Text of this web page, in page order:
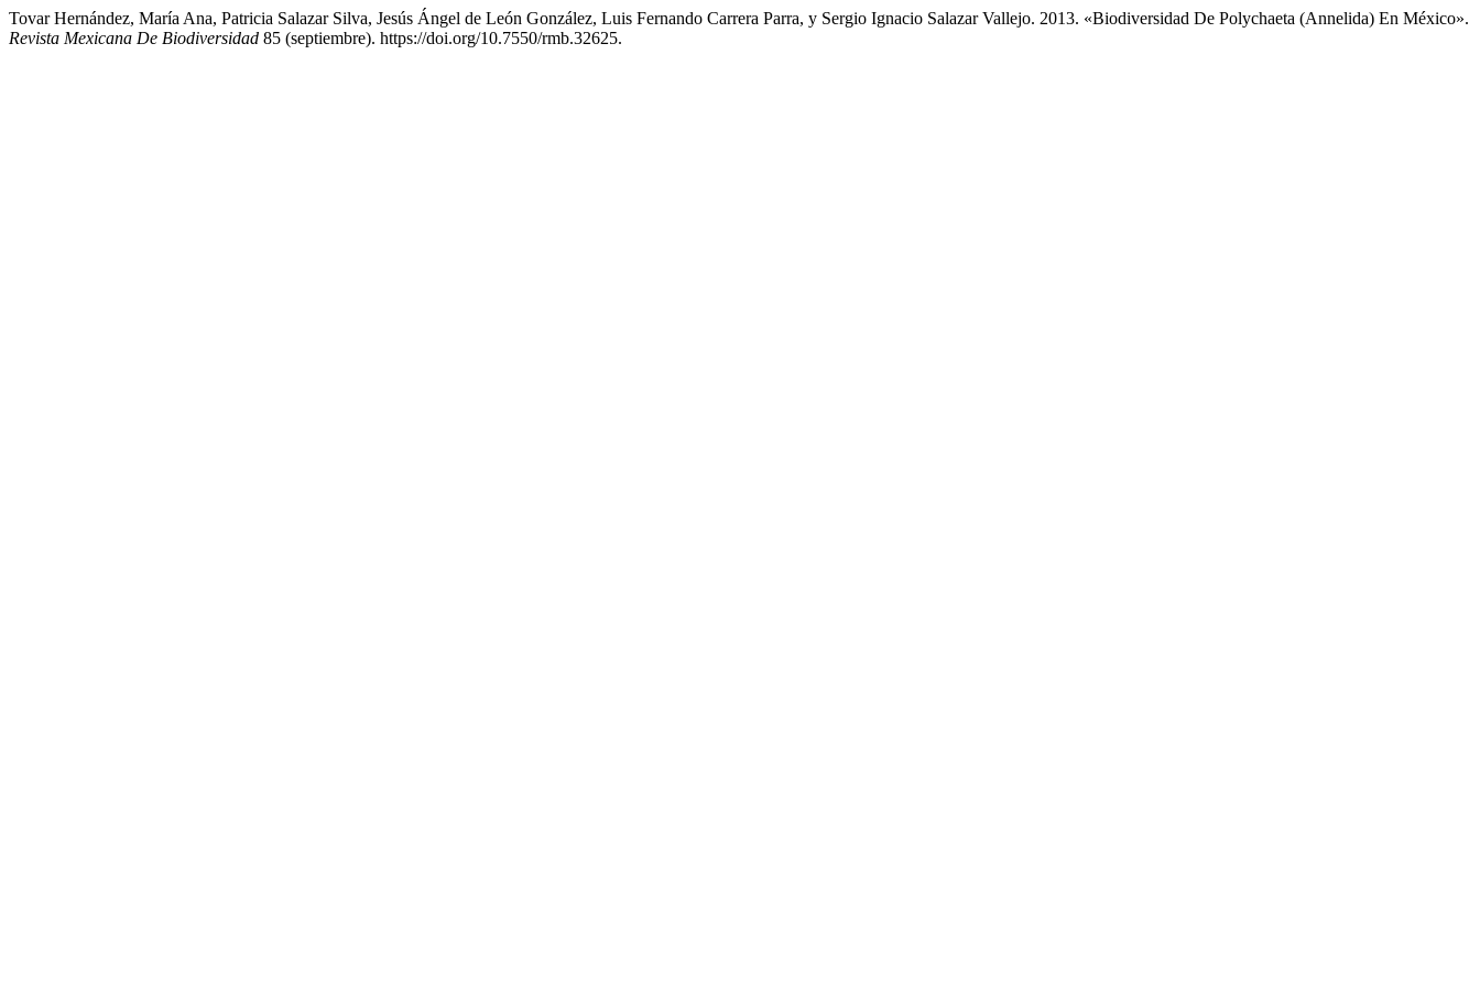
Tovar Hernández, María Ana, Patricia Salazar Silva, Jesús Ángel de León González, Luis Fernando Carrera Parra, y Sergio Ignacio Salazar Vallejo. 2013. «Biodiversidad De Polychaeta (Annelida) En México».
Revista Mexicana De Biodiversidad 85 (septiembre). https://doi.org/10.7550/rmb.32625.